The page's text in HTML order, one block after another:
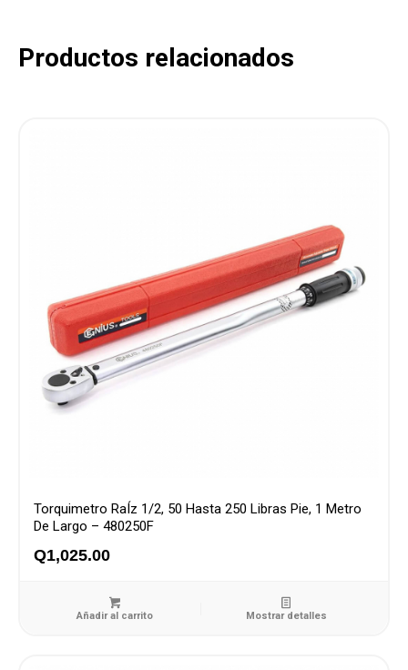
Productos relacionados
Torquimetro RaÍz 1/2, 50 Hasta 250 Libras Pie, 1 Metro
De Largo – 480250F
Q1,025.00
Añadir al carrito Mostrar detalles